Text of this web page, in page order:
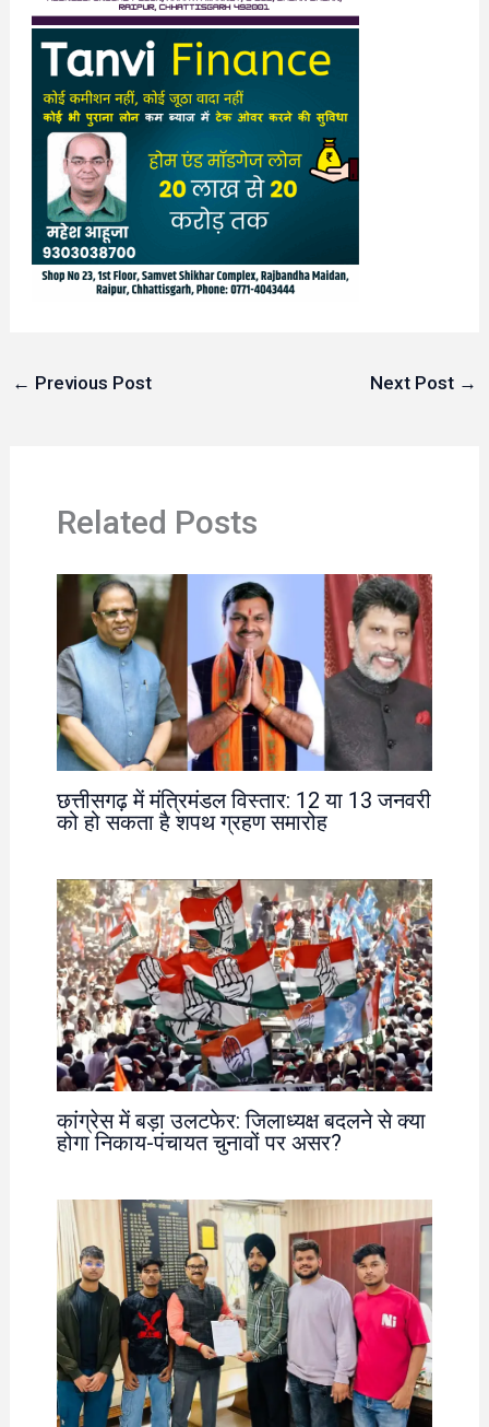
← Previous Post Next Post →
Related Posts
छत्तीसगढ़ में मंत्रिमंडल विस्तार: 12 या 13 जनवरी
को हो सकता है शपथ ग्रहण समारोह
कांग्रेस में बड़ा उलटफेर: जिलाध्यक्ष बदलने से क्या
होगा निकाय-पंचायत चुनावों पर असर?